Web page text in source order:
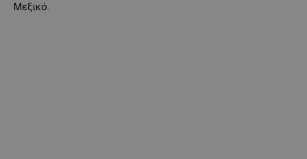
Μεξικό.